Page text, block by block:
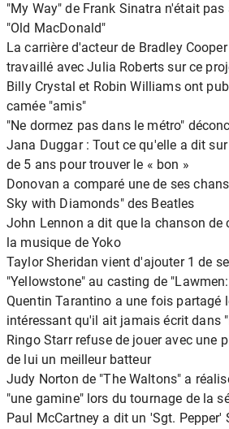
"My Way" de Frank Sinatra n'était
"Old MacDonald"
La carrière d'acteur de Bradley
travaillé avec Julia Roberts sur ce
Billy Crystal et Robin Williams ont
camée "amis"
"Ne dormez pas dans le métro"
Jana Duggar : Tout ce qu'elle a dit
de 5 ans pour trouver le « bon »
Donovan a comparé une de ses
Sky with Diamonds" des Beatles
John Lennon a dit que la chanson de
la musique de Yoko
Taylor Sheridan vient d'ajouter 1 de
"Yellowstone" au casting de
Quentin Tarantino a une fois partagé
intéressant qu'il ait jamais écrit dans
Ringo Starr refuse de jouer avec une
de lui un meilleur batteur
Judy Norton de "The Waltons" a
"une gamine" lors du tournage de la
Paul McCartney a dit un 'Sgt. Pepper'